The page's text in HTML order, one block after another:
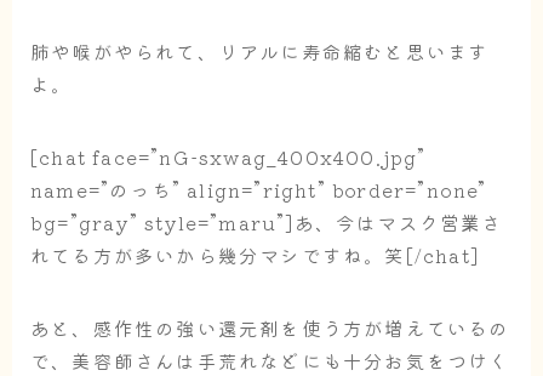
肺や喉がやられて、リアルに寿命縮むと思います
よ。
[chat face=”nG-sxwag_400x400.jpg”
name=”のっち” align=”right” border=”none”
bg=”gray” style=”maru”]あ、今はマスク営業さ
れてる方が多いから幾分マシですね。笑[/chat]
あと、感作性の強い還元剤を使う方が増えているの
で、美容師さんは手荒れなどにも十分お気をつけく